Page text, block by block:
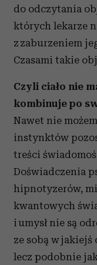
do odczytania
których lekarze
z zaburzeniem
Czasami takie
Czyli ciało nie
kombinuje po
Nawet nie
instynktów
treści
Doświadczenia
hipnotyzerów,
kwantowych
i umysł nie są
ze sobą w
lecz podobnie